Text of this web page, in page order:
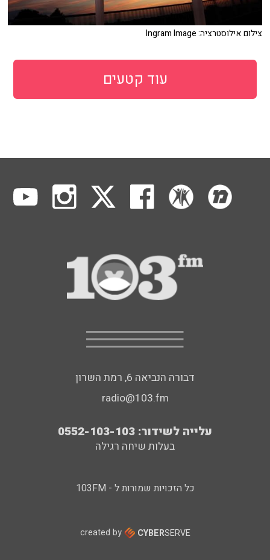
צילום אילוסטרציה: Ingram Image
עוד קטעים
דבורה הנביאה 6, רמת השרון
radio@103.fm
עלייה לשידור: 0552-103-103
בעלות שיחה רגילה
כל הזכויות שמורות ל - 103FM
created by CYBERSERVE